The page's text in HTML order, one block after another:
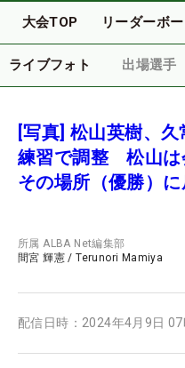
大会TOP リーダーボ
ライブフォト 出場選手
[写真] 松山英樹、
練習で調整 松山は
その場所（優勝）に
所属ALBA Net編集部
間宮 輝憲 /Terunori Mamiya
配信日時： 2024年4月9日 07